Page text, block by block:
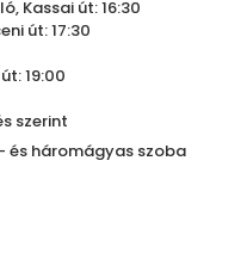
Kassai út: 16:30
út: 17:30
19:00
szerint
és háromágyas szoba